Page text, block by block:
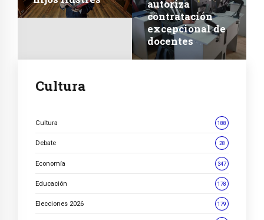
autoriza
contratación
excepcional de
docentes
Cultura
Cultura 188
Debate 28
Economía 347
Educación 178
Elecciones 2026 179